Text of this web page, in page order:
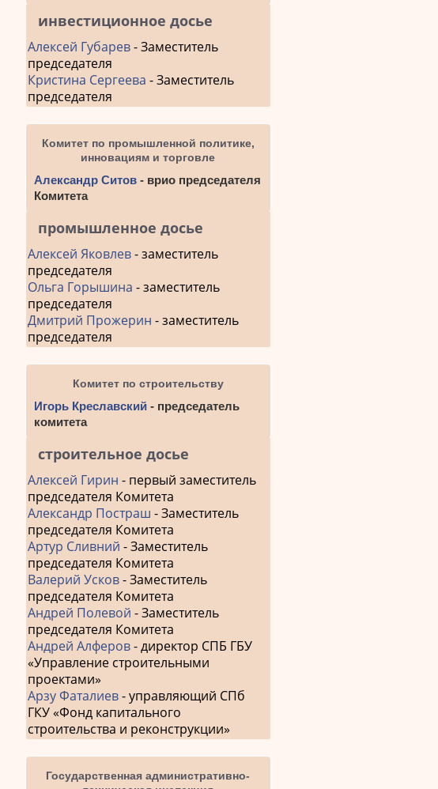
инвестиционное досье
Алексей Губарев- Заместитель
председателя
Кристина Сергеева - Заместитель
председателя
Комитет по промышленной политике,
инновациям и торговле
Александр Ситов - врио председателя
Комитета
промышленное досье
Алексей Яковлев- заместитель
председателя
Ольга Горышина - заместитель
председателя
Дмитрий Прожерин - заместитель
председателя
Комитет по строительству
Игорь Креславский - председатель
комитета
строительное досье
Алексей Гирин - первый заместитель
председателя Комитета
Александр Постраш - Заместитель
председателя Комитета
Артур Сливний - Заместитель
председателя Комитета
Валерий Усков- Заместитель
председателя Комитета
Андрей Полевой - Заместитель
председателя Комитета
Андрей Алферов- директор СПБ ГБУ
«Управление строительными
проектами»
Арзу Фаталиев- управляющий СПб
ГКУ «Фонд капитального
строительства и реконструкции»
Государственная административно-